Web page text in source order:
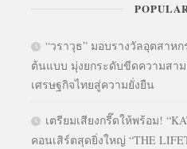
“วราวุธ” มอบรางวัลอุตสาห
ต้นแบบ มุ่งยกระดับขีดความสา
เศรษฐกิจไทยสู่ความยั่งยืน
เตรียมเสียงกรี๊ดให้พร้อม!
คอนเสิร์ตสุดยิ่งใหญ่ “THE